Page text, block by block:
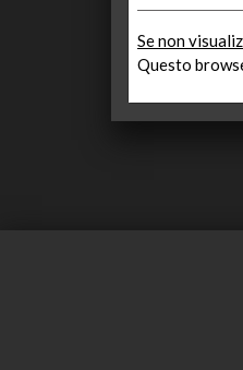
Se non
Questo